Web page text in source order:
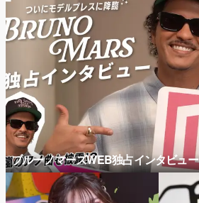
ブルーノマーズWEB独占インタビュー